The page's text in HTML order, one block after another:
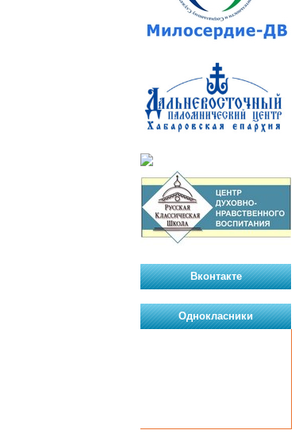
Вконтакте
Однокласники